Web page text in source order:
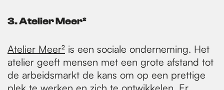
3.Atelier Meer²
Atelier Meer² is een sociale onderneming. Het
atelier geeft mensen met een grote afstand tot
de arbeidsmarkt de kans om op een prettige